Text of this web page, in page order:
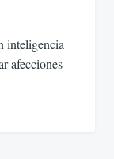
inteligencia
afecciones